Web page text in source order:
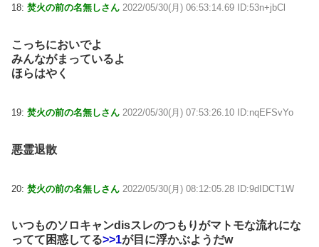
18: 焚火の前の名無しさん 2022/05/30(月) 06:53:14.69 ID:53n+jbCl
こっちにおいでよ
みんながまっているよ
ほらはやく
19: 焚火の前の名無しさん 2022/05/30(月) 07:53:26.10 ID:nqEFSvYo
悪霊退散
20: 焚火の前の名無しさん 2022/05/30(月) 08:12:05.28 ID:9dIDCT1W
いつものソロキャンdisスレのつもりがマトモな流れにな
ってて困惑してる>>1が目に浮かぶようだw